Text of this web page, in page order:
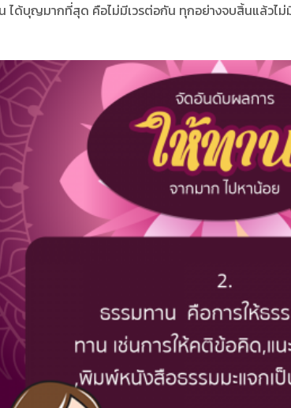
ได้บุญมากที่สุด คือไม่มีเวรต่อกัน ทุกอย่างจบสิ้นแล้วไม่